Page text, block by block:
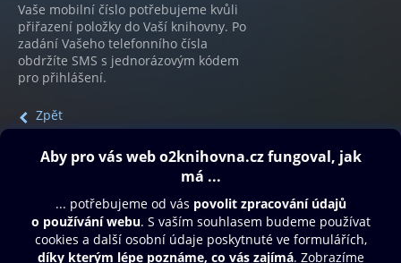
Vaše mobilní číslo potřebujeme kvůli
přiřazení položky do Vaší knihovny. Po
zadání Vašeho telefonního čísla
obdržíte SMS s jednorázovým kódem
pro přihlášení.
Zpět
Obsah ke stažení
Moje O2 Knihovna